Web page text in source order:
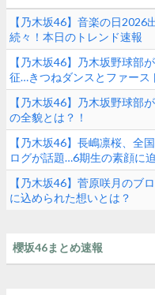
【乃木坂46】音楽の日
続々！本日のトレンド速報
【乃木坂46】乃木坂野球部
征…きつねダンスとファース
【乃木坂46】乃木坂野球部
の全貌とは？！
【乃木坂46】長嶋凛桜、全
ログが話題…6期生の素顔に迫
【乃木坂46】菅原咲月のブ
に込められた想いとは？
櫻坂46まとめ速報